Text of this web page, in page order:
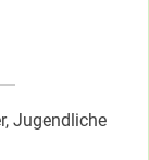
Jugendliche